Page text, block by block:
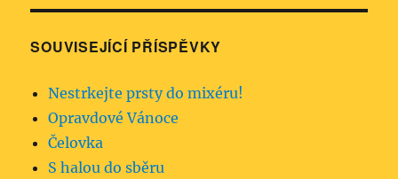
SOUVISEJÍCÍ PŘÍSPĚVKY
Nestrkejte prsty do mixéru!
Opravdové Vánoce
Čelovka
S halou do sběru